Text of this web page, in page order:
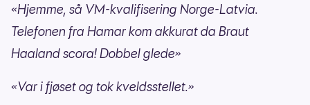
«Hjemme, så VM-kvalifisering Norge-Latvia.
Telefonen fra Hamar kom akkurat da Braut
Haaland scora! Dobbel glede»
«Var i fjøset og tok kveldsstellet.»